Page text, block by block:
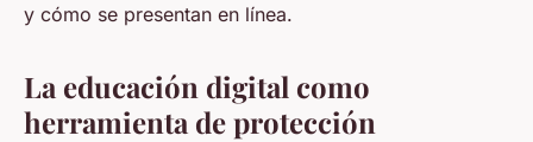
y cómo se presentan en línea.
La educación digital como
herramienta de protección